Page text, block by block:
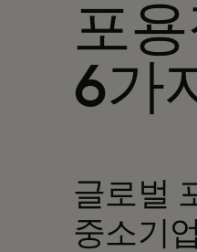
포
6가
글로벌
중소기